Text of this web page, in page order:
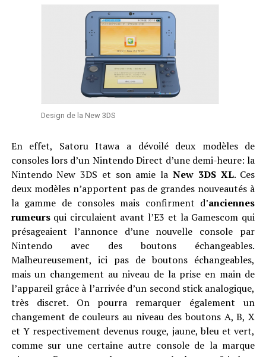
Design de la New 3DS
En effet, Satoru Itawa a dévoilé deux modèles de
consoles lors d’un Nintendo Direct d’une demi-heure: la
Nintendo New 3DS et son amie laNew 3DS XL. Ces
deux modèles n’apportent pas de grandes nouveautés à
la gamme de consoles mais confirment d’anciennes
rumeursqui circulaient avant l’E3 et la Gamescom qui
présageaient l’annonce d’une nouvelle console par
Nintendo avec des boutons échangeables.
Malheureusement, ici pas de boutons échangeables,
mais un changement au niveau de la prise en main de
l’appareil grâce à l’arrivée d’un second stick analogique,
très discret. On pourra remarquer également un
changement de couleurs au niveau des boutons A, B, X
et Y respectivement devenus rouge, jaune, bleu et vert,
comme sur une certaine autre console de la marque